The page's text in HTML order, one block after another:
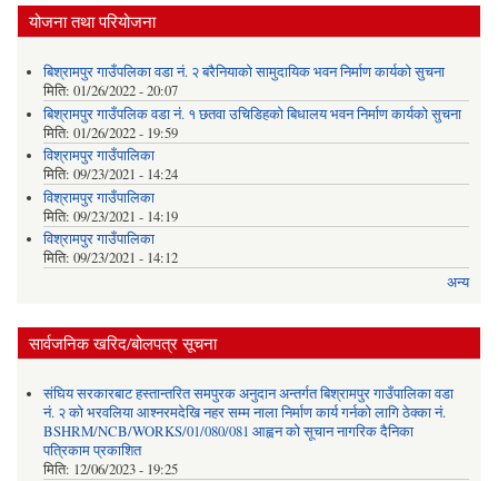
योजना तथा परियोजना
बिश्रामपुर गाउँपलिका वडा नं. २ बरैनियाको सामुदायिक भवन निर्माण कार्यको सुचना
मिति: 01/26/2022 - 20:07
बिश्रामपुर गाउँपलिक वडा नं. १ छतवा उचिडिहको बिधालय भवन निर्माण कार्यको सुचना
मिति: 01/26/2022 - 19:59
विश्रामपुर गाउँपालिका
मिति: 09/23/2021 - 14:24
विश्रामपुर गाउँपालिका
मिति: 09/23/2021 - 14:19
विश्रामपुर गाउँपालिका
मिति: 09/23/2021 - 14:12
अन्य
सार्वजनिक खरिद/बोलपत्र सूचना
संघिय सरकारबाट हस्तान्तरित समपुरक अनुदान अन्तर्गत बिश्रामपुर गाउँपालिका वडा
नं. २ को भरवलिया आश्नरमदेखि नहर सम्म नाला निर्माण कार्य गर्नको लागि ठेक्का नं.
BSHRM/NCB/WORKS/01/080/081 आह्वन को सूचान नागरिक दैनिका
पत्रिकाम प्रकाशित
मिति: 12/06/2023 - 19:25